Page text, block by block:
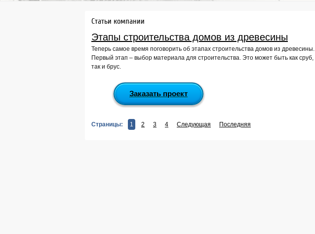
Статьи компании
Этапы строительства домов из древесины
Теперь самое время поговорить об этапах строительства домов из древесины.
Первый этап – выбор материала для строительства. Это может быть как сруб,
так и брус.
Заказать проект
Страницы: 1 2 3 4 Следующая Последняя